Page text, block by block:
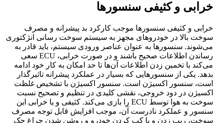
خرابی و کثیفی سنسورها
خرابی و کثیفی سنسورها موجب کارکرد بد پیشرانه و مصرف
سوخت بالا در خودروهای مجهز به سیستم سوخت رسانی انژکتوری
می‌شوند. سنسورها به عنوان عناصر ورودی سیستم، باید قادر به
رساندن اطلاعات صحیح باشند و در صورت خرابی، ECU سعی
می‌کند با تخمین زدن اطلاعات آن‌ها تا حد امکان به کار خود ادامه
بدهد. یکی از سنسورهایی که بسیار در عملکرد پیشرانه تاثیرگذار
است، سنسور اکسیژن است. سنسور اکسیژن با تشخیص غلظت
اکسیژن در دود خروجی، نقشی کلیدی در تنظیم و تصحیح نسبت
سوخت به هوا توسط ECU را بازی می‌کند. کثیفی و یا خرابی این
سنسور و عملکرد نادرست آن، موجب افزایش قابل توجه مصرف
سوخت، ریپ زدن و یا کپ کردن خودرو و روشن شدن چراغ چک